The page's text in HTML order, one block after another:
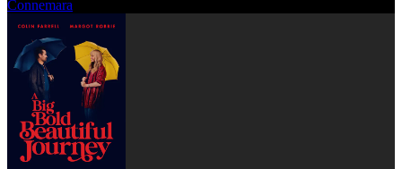
Connemara